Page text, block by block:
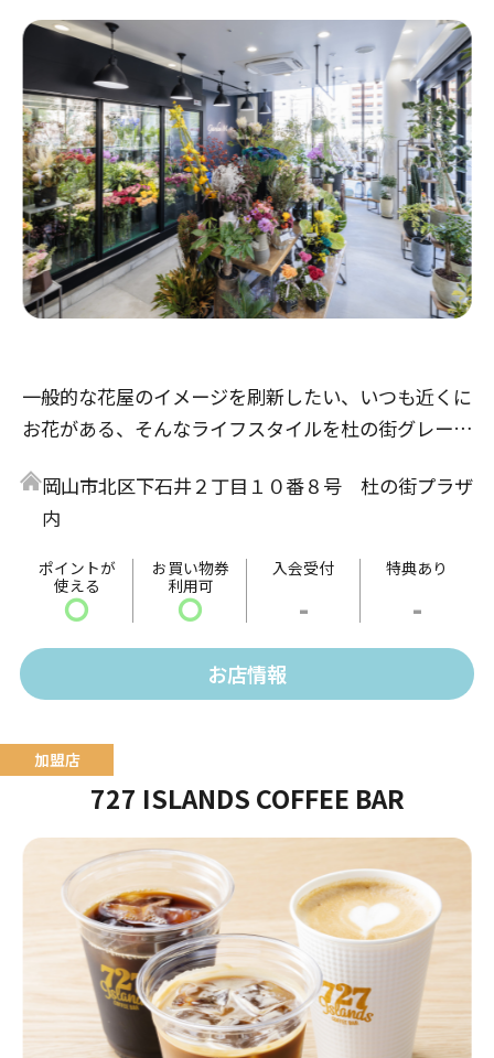
一般的な花屋のイメージを刷新したい、いつも近くに
お花がある、そんなライフスタイルを杜の街グレース
指すこの街と共に、Garden Mも新たなステージに挑
岡山市北区下石井２丁目１０番８号 杜の街プラザ
内
ポイントが
使える
〇
お買い物券
利用可
〇
入会受付
-
特典あり
-
お店情報
727 ISLANDS COFFEE BAR